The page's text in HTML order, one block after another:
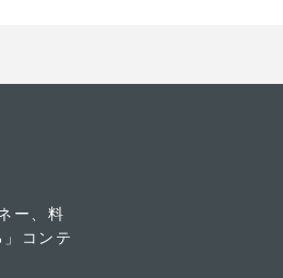
ー、料
コンテ